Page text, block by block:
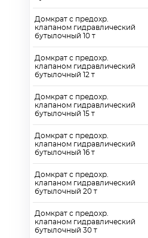
Домкрат с предохр.
клапаном гидравлический
бутылочный 10 т
Домкрат с предохр.
клапаном гидравлический
бутылочный 12 т
Домкрат с предохр.
клапаном гидравлический
бутылочный 15 т
Домкрат с предохр.
клапаном гидравлический
бутылочный 16 т
Домкрат с предохр.
клапаном гидравлический
бутылочный 20 т
Домкрат с предохр.
клапаном гидравлический
бутылочный 30 т